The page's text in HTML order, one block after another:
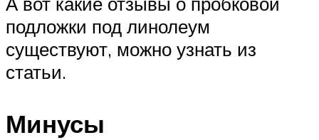
подложки под линолеум
существуют, можно узнать из
статьи.
Минусы